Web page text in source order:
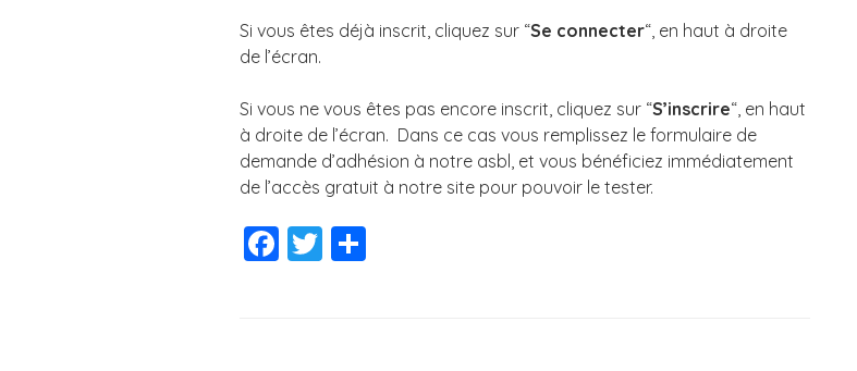
Si vous êtes déjà inscrit, cliquez sur “Se connecter“, en haut à droite
de l’écran.
Si vous ne vous êtes pas encore inscrit, cliquez sur “S’inscrire“, en haut
à droite de l’écran. Dans ce cas vous remplissez le formulaire de
demande d’adhésion à notre asbl, et vous bénéficiez immédiatement
de l’accès gratuit à notre site pour pouvoir le tester.
F
T